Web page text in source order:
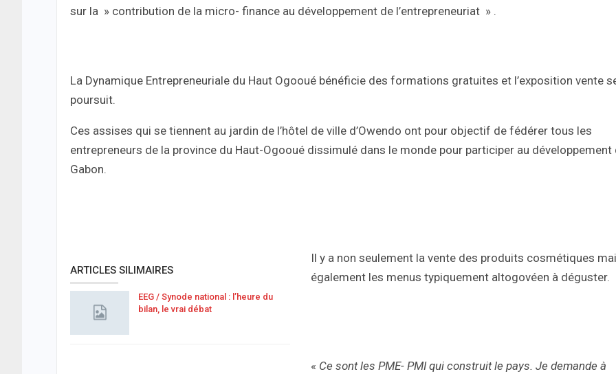
sur la » contribution de la micro- finance au développement de l’entrepreneuriat » .
La Dynamique Entrepreneuriale du Haut Ogooué bénéficie des formations gratuites et l’exposition vente
poursuit.
Ces assises qui se tiennent au jardin de l’hôtel de ville d’Owendo ont pour objectif de fédérer tous les
entrepreneurs de la province du Haut-Ogooué dissimulé dans le monde pour participer au développement
Gabon.
ARTICLES SILIMAIRES
EEG / Synode national : l’heure du
bilan, le vrai débat
Il y a non seulement la vente des produits cosmétiques
également les menus typiquement altogovéen à déguster.
« Ce sont les PME- PMI qui construit le pays. Je demande à